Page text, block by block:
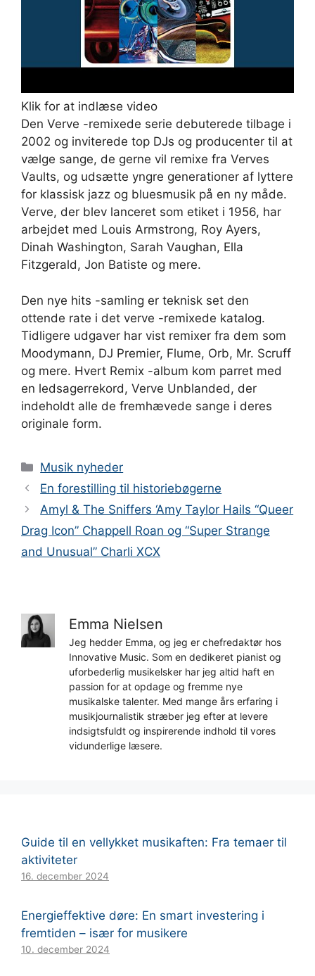
Klik for at indlæse video
Den Verve -remixede serie debuterede tilbage i
2002 og inviterede top DJs og producenter til at
vælge sange, de gerne vil remixe fra Verves
Vaults, og udsætte yngre generationer af lyttere
for klassisk jazz og bluesmusik på en ny måde.
Verve, der blev lanceret som etiket i 1956, har
arbejdet med Louis Armstrong, Roy Ayers,
Dinah Washington, Sarah Vaughan, Ella
Fitzgerald, Jon Batiste og mere.
Den nye hits -samling er teknisk set den
ottende rate i det verve -remixede katalog.
Tidligere udgaver har vist remixer fra dem som
Moodymann, DJ Premier, Flume, Orb, Mr. Scruff
og mere. Hvert Remix -album kom parret med
en ledsagerrekord, Verve Unblanded, der
indeholdt alle de fremhævede sange i deres
originale form.
Kategorier
Musik nyheder
En forestilling til historiebøgerne
Amyl & The Sniffers ‘Amy Taylor Hails “Queer
Drag Icon” Chappell Roan og “Super Strange
and Unusual” Charli XCX
Emma Nielsen
Jeg hedder Emma, og jeg er chefredaktør hos
Innovative Music. Som en dedikeret pianist og
uforbederlig musikelsker har jeg altid haft en
passion for at opdage og fremme nye
musikalske talenter. Med mange års erfaring i
musikjournalistik stræber jeg efter at levere
indsigtsfuldt og inspirerende indhold til vores
vidunderlige læsere.
Guide til en vellykket musikaften: Fra temaer til
aktiviteter
16. december 2024
Energieffektive døre: En smart investering i
fremtiden – især for musikere
10. december 2024